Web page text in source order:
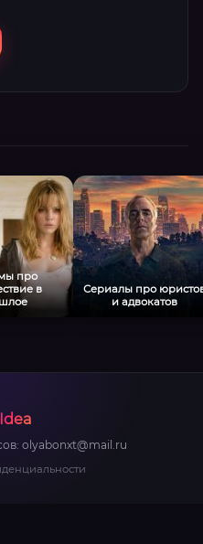
про
в
Сериалы про
и адвокатов
olyabonxt@mail.ru